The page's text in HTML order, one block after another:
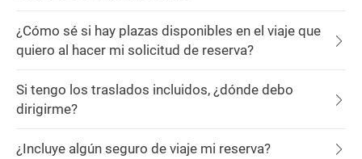
¿Cómo sé si hay plazas disponibles en el viaje que
quiero al hacer mi solicitud de reserva?
Si tengo los traslados incluidos, ¿dónde debo
dirigirme?
¿Incluye algún seguro de viaje mi reserva?